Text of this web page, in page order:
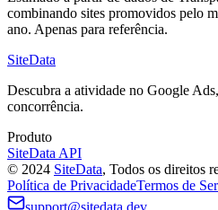
combinando sites promovidos pelo
ano. Apenas para referência.
SiteData
Descubra a atividade no Google
concorrência.
Produto
SiteData API
© 2024 SiteData, Todos os direitos
Política de PrivacidadeTermos de
support@sitedata.dev